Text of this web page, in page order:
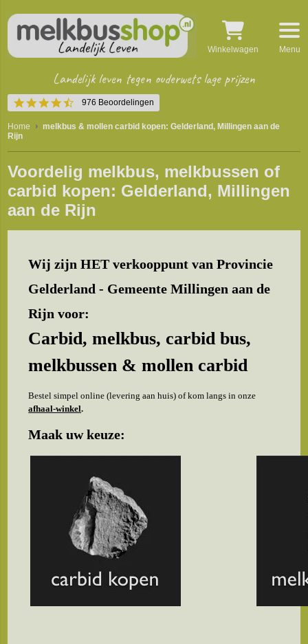
4.5
star
rating
976 Beoordelingen
Landelijk leven tegen ouderwets lage prijzen
Winkelwagen Menu
Home
melkbus & mollen carbid kopen: Gelderland, Millingen aan de
Rijn
Voordelig melkbus, melkbussen of
carbid kopen: Gelderland, Millingen
aan de Rijn
Wij zijn HET verkooppunt van Provincie
Gelderland - Gemeente Millingen aan de
Rijn voor:
Carbid, melkbus, carbid bus,
melkbussen & mollen carbid
Bestel simpel online (levering aan huis) of kom langs in onze
afhaal-winkel.
Maak uw keuze: